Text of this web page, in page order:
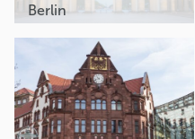
Berlin